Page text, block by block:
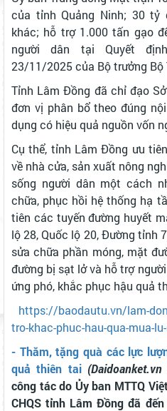
của tỉnh Quảng Ninh; 30
khác; hỗ trợ 1.000 tấn gạo
người dân tại Quyết
23/11/2025 của Bộ trưởng Bộ
Tỉnh Lâm Đồng đã chỉ đạo
đơn vị phân bổ theo đúng
dụng có hiệu quả nguồn vốn
Cụ thể, tỉnh Lâm Đồng ưu
về nhà cửa, sản xuất nông
sống người dân một cách
chữa, phục hồi hệ thống hạ
tiên các tuyến đường huyết
lộ 28, Quốc lộ 20, Đường tỉnh
sửa chữa phần móng, mặt
đường bị sạt lở và hỗ trợ
ứng phó, khắc phục hậu quả
https://baodautu.vn/lam-
tro-khac-phuc-hau-qua-mua-
- Thăm, tặng quà các lực
quả thiên tai
công tác do Ủy ban MTTQ
CHQS tỉnh Lâm Đồng đã